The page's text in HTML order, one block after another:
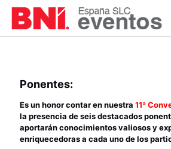
Ponentes:
Es un honor contar en nuestra 11ª
la presencia de seis destacados
aportarán conocimientos valiosos y
enriquecedoras a cada uno de los